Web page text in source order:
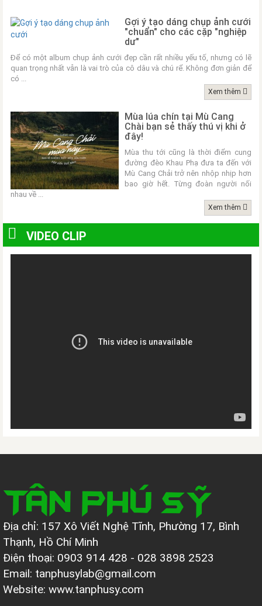
Gợi ý tạo dáng chụp ảnh cưới
"chuẩn" cho các cặp "nghiệp
dư"
Để có một album chụp ảnh cưới đẹp cần rất nhiều yếu tố, nhưng có lẽ
quan trọng nhất vẫn là vai trò của cô dâu và chú rể. Không đơn giản để
có ...
Xem thêm
Mùa lúa chín tại Mù Cang
Chài bạn sẻ thấy thú vị khi ở
đây!
Mùa thu tới cũng là thời điểm cung
đường đèo Khau Phạ đưa ta đến với
Mù Cang Chải trở nên nhộp nhịp hơn
bao giờ hết. Từng đoàn người nối
nhau về ...
Xem thêm
VIDEO CLIP
Địa chỉ: 157 Xô Viết Nghệ Tĩnh, Phường 17, Bình
Thạnh, Hồ Chí Minh
Điện thoại: 0903 914 428 - 028 3898 2523
Email: tanphusylab@gmail.com
Website: www.tanphusy.com